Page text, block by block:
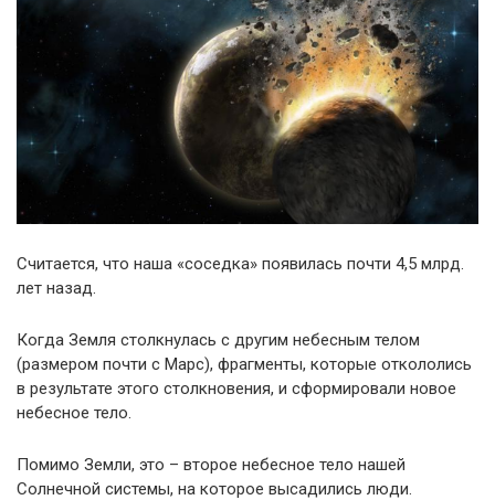
Считается, что наша «соседка» появилась почти 4,5 млрд.
лет назад.
Когда Земля столкнулась с другим небесным телом
(размером почти с Марс), фрагменты, которые откололись
в результате этого столкновения, и сформировали новое
небесное тело.
Помимо Земли, это – второе небесное тело нашей
Солнечной системы, на которое высадились люди.